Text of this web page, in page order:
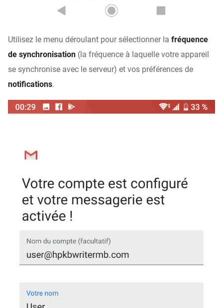
Utilisez le menu déroulant pour sélectionner la fréquence
de synchronisation (la fréquence à laquelle votre appareil
se synchronise avec le serveur) et vos préférences de
notifications.